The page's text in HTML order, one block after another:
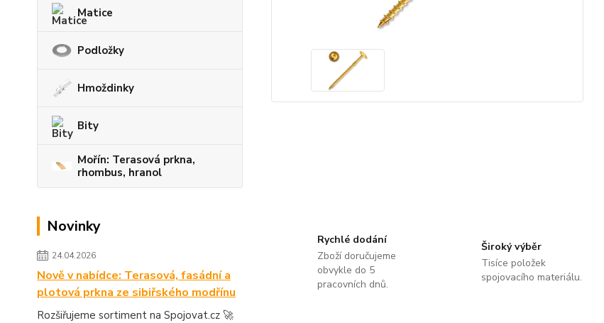
Matice
Podložky
Hmoždinky
Bity
Mořín: Terasová prkna,
rhombus, hranol
Novinky
24.04.2026
Nově v nabídce: Terasová, fasádní a
plotová prkna ze sibiřského modřínu
Rozšiřujeme sortiment na Spojovat.cz 🚀
Rychlé dodání
Zboží doručujeme
obvykle do 5
pracovních dnů.
Široký výběr
Tisíce položek
spojovacího materiálu.